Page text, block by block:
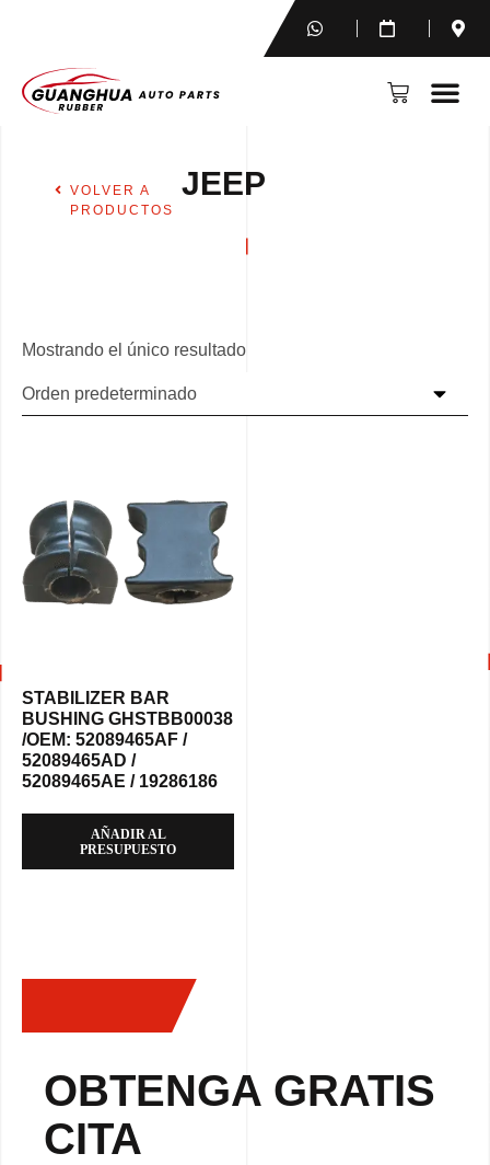
VOLVER A
PRODUCTOS
JEEP
Mostrando el único resultado
STABILIZER BAR
BUSHING GHSTBB00038
/OEM: 52089465AF /
52089465AD /
52089465AE / 19286186
AÑADIR AL
PRESUPUESTO
OBTENGA GRATIS
CITA